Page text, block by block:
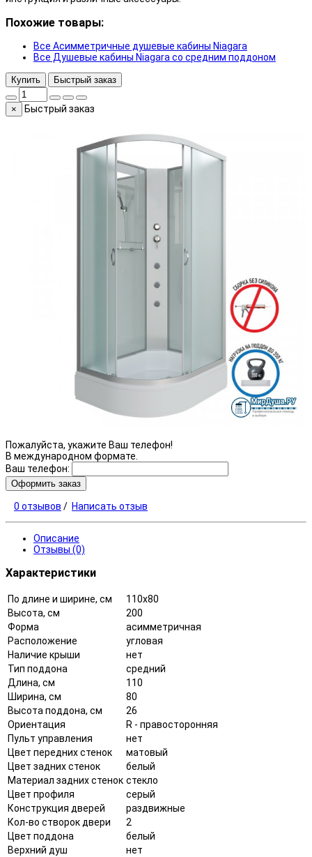
Похожие товары:
Все Асимметричные душевые кабины Niagara
Все Душевые кабины Niagara со средним поддоном
Купить Быстрый заказ
× Быстрый заказ
Пожалуйста, укажите Ваш телефон!
В международном формате.
Ваш телефон:
Оформить заказ
0 отзывов / Написать отзыв
Описание
Отзывы (0)
Характеристики
По длине и ширине, см
110x80
Высота, см
200
Форма
асимметричная
Расположение
угловая
Наличие крыши
нет
Тип поддона
средний
Длина, см
110
Ширина, см
80
Высота поддона, см
26
Ориентация
R - правосторонняя
Пульт управления
нет
Цвет передних стенок
матовый
Цвет задних стенок
белый
Материал задних стенок стекло
Цвет профиля
серый
Конструкция дверей
раздвижные
Кол-во створок двери
2
Цвет поддона
белый
Верхний душ
нет